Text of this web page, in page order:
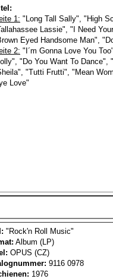
1: "Long Tall Sally", "High
Lassie", "I Need
Eyed Handsome Man",
2: "I´m Gonna Love You
"Do You Want To Dance",
"Tutti Frutti", "Mean
Love"
"Rock'n Roll Music"
Album (LP)
OPUS (CZ)
9116 0978
1976